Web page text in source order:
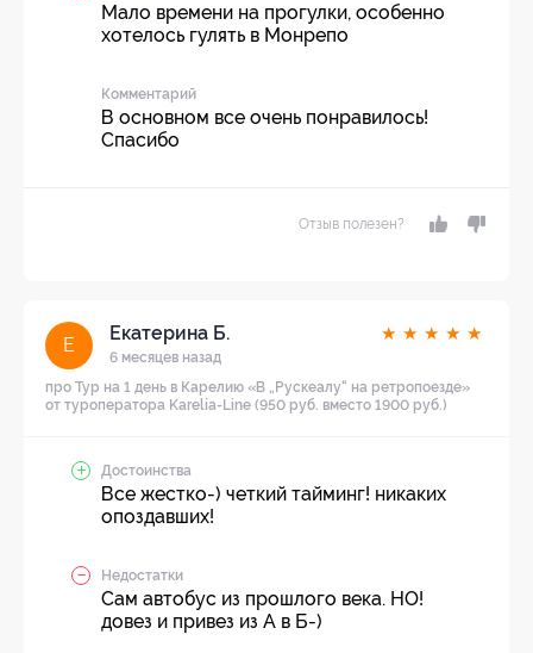
Мало времени на прогулки, особенно
хотелось гулять в Монрепо
Комментарий
В основном все очень понравилось!
Спасибо
Отзыв полезен?
Е
Екатерина Б.
6 месяцев назад
★ ★ ★ ★ ★
про Тур на 1 день в Карелию «В „Рускеалу“ на ретропоезде»
от туроператора Karelia-Line (950 руб. вместо 1900 руб.)
Достоинства
Все жестко-) четкий тайминг! никаких
опоздавших!
Недостатки
Сам автобус из прошлого века. НО!
довез и привез из А в Б-)